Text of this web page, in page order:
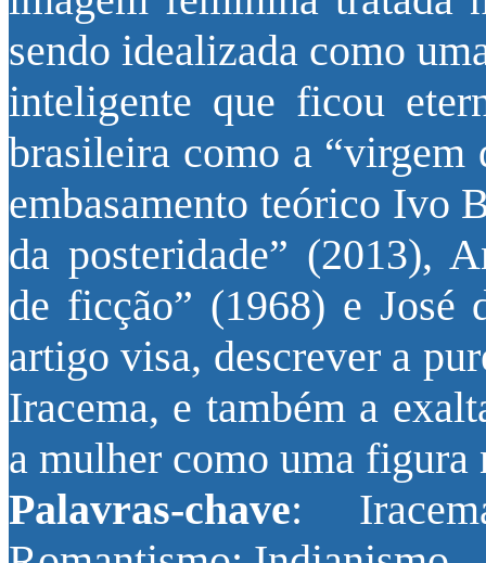
sendo idealizada como
inteligente que ficou
brasileira como a “virgem
embasamento teórico Ivo
da posteridade” (2013),
de ficção” (1968) e José
artigo visa, descrever a
Iracema, e também a
a mulher como uma figura
Palavras-chave: